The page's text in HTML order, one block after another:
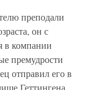
преподали
он с
в компании
премудрости
отправил его в
Геттингена.